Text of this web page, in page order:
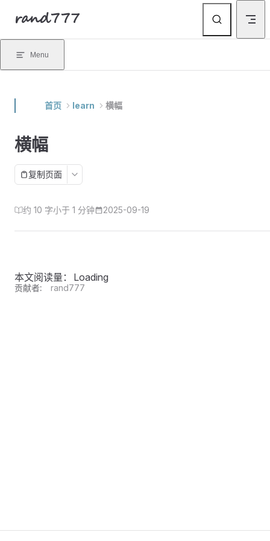
Skip to content
rand777
Menu
首页 learn 横幅
横幅
复制页面
约 10 字小于 1 分钟 2025-09-19
本文阅读量： Loading
贡献者: rand777